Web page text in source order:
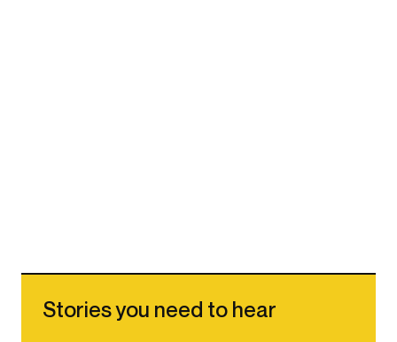
Stories you need to hear